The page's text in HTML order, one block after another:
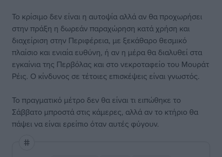
Το κρίσιμο δεν είναι η αυτοψία αλλά αν θα προχωρήσει
στην πράξη η δωρεάν παραχώρηση κατά χρήση και
διαχείριση στην Περιφέρεια, με ξεκάθαρο θεσμικό
πλαίσιο και ενιαία ευθύνη, ή αν η μέρα θα διαλυθεί στα
εγκαίνια της Περβόλας και στο νεκροταφείο του Μουράτ
Ρέις. Ο κίνδυνος σε τέτοιες επισκέψεις είναι γνωστός.
Το πραγματικό μέτρο δεν θα είναι τι ειπώθηκε το
Σάββατο μπροστά στις κάμερες, αλλά αν το κτήριο θα
πάψει να είναι ερείπιο όταν αυτές φύγουν.